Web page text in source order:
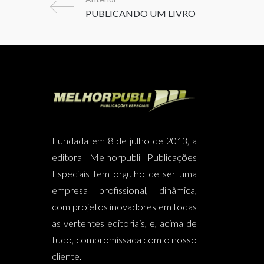
Fundada em 8 de julho de 2013, a
editora Melhorpubli Publicações
Especiais tem orgulho de ser uma
empresa profissional, dinâmica,
com projetos inovadores em todas
as vertentes editoriais, e, acima de
tudo, compromissada com o nosso
cliente.